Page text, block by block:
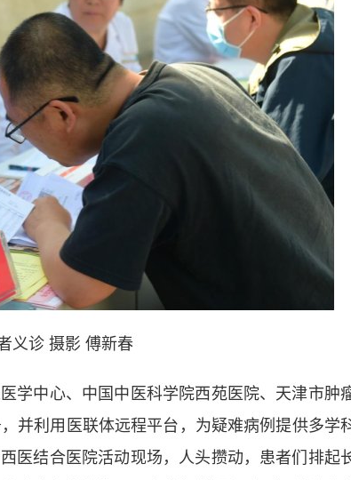
义诊 摄影 傅新春
中心、中国中医科学院西苑医院、天津市肿
并利用医联体远程平台，为疑难病例提供多学
医结合医院活动现场，人头攒动，患者们排起